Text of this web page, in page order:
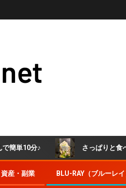
さっぱりと食べられる！肉
産・副業 BLU-RAY（ブルーレイ